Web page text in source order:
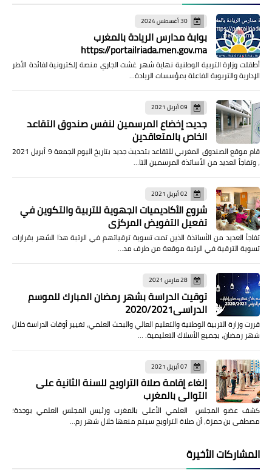
30 أغسطس 2024
بوابة مدارس الريادة بالمغرب
https://portailriada.men.gov.ma
أطقلت وزارة التربية الوطنية نهاية شهر غشت الجاري منصة إلكترونية لفائدة الأطر
الإدارية والتربوية الفاعلة بمؤسسات الريادة…
09 أبريل 2021
جديد: إخضاع المرسمين لنفس صندوق التقاعد
الخاص بالمتعاقدين
قام موقع الصندوق المغربي للتقاعد بتحديث جديد بتاريخ اليوم الجمعة 9 أبريل 2021
، وتفاجأ العديد من الأساتذة المرسمين التا…
02 أبريل 2021
شروع الأكاديميات الجهوية للتربية والتكوين في
تفعيل التفويض المركزي
تفاجأ العديد من الأساتذة الذين تمت تسوية ترقياتهم في الرتبة هذا الشهر بقرارات
تسوية الترقية في الرتبة موقعة من طرف مد…
28 مارس 2021
توقيت الدراسة بشهر رمضان المبارك للموسم
الدراسي2020/2021
قررت وزارة التربية الوطنية والتعليم العالي والبحث العلمي، تغيير أوقات الدراسة خلال
شهر رمضان، بجميع الأسلاك التعليمية. …
07 أبريل 2021
إلغاء إقامة صلاة التراويح للسنة الثانية على
التوالي بالمغرب
كشف عضو المجلس العلمي الأعلى بالمغرب ورئيس المجلس العلمي بوجدة؛
مصطفى بن حمزة، أن صلاة التراويح سيتم منعها خلال شهر رم…
المشاركات الأخيرة